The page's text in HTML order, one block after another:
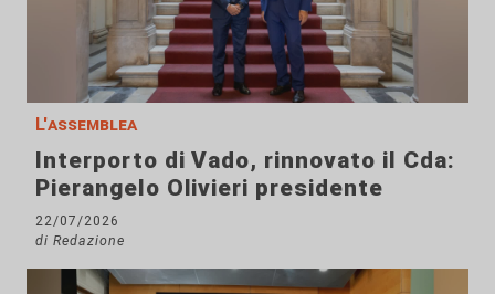
L'assemblea
Interporto di Vado, rinnovato il Cda:
Pierangelo Olivieri presidente
22/07/2026
di Redazione